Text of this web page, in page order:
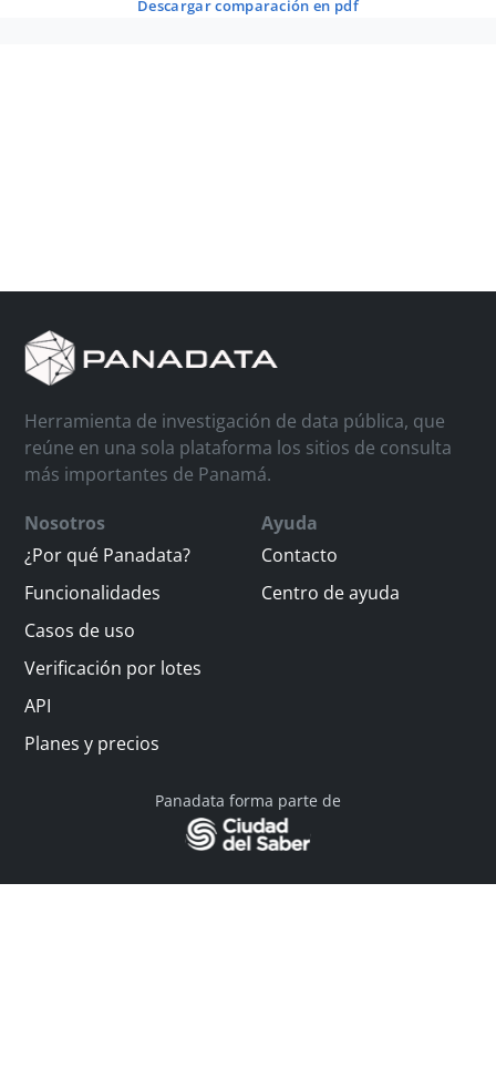
descargar comparación en pdf
Herramienta de investigación de data pública, que
reúne en una sola plataforma los sitios de consulta
más importantes de Panamá.
Nosotros
¿Por qué Panadata?
Funcionalidades
Casos de uso
Verificación por lotes
API
Planes y precios
Ayuda
Contacto
Centro de ayuda
Panadata forma parte de